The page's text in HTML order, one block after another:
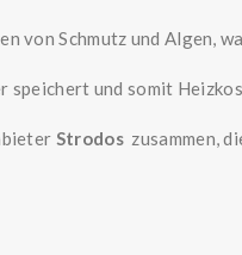
Schmutz und Algen,
speichert und somit
Strodos zusammen,